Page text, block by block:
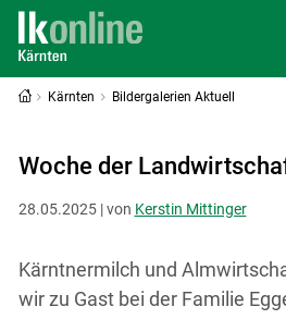
Kärnten Bildergalerien Aktuell
Woche der
28.05.2025 | von Kerstin Mittinger
Kärntnermilch und
wir zu Gast bei der Familie